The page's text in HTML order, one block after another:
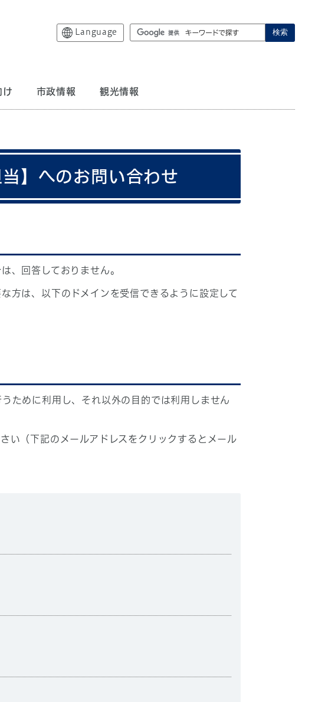
Language 検索
け 市政情報 観光情報
】へのお問い合わせ
、回答しておりません。
方は、以下のドメインを受信できるように設定して
ために利用し、それ以外の目的では利用しません
い（下記のメールアドレスをクリックするとメール